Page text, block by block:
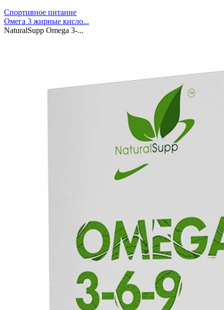
Спортивное питание
Омега 3 жирные кисло...
NaturalSupp Omega 3-...